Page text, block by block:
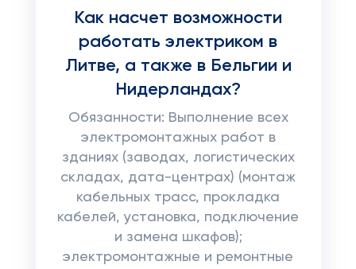
Как насчет возможности
работать электриком в
Литве, а также в Бельгии и
Нидерландах?
Обязанности: Выполнение всех
электромонтажных работ в
зданиях (заводах, логистических
складах, дата-центрах) (монтаж
кабельных трасс, прокладка
кабелей, установка, подключение
и замена шкафов);
электромонтажные и ремонтные